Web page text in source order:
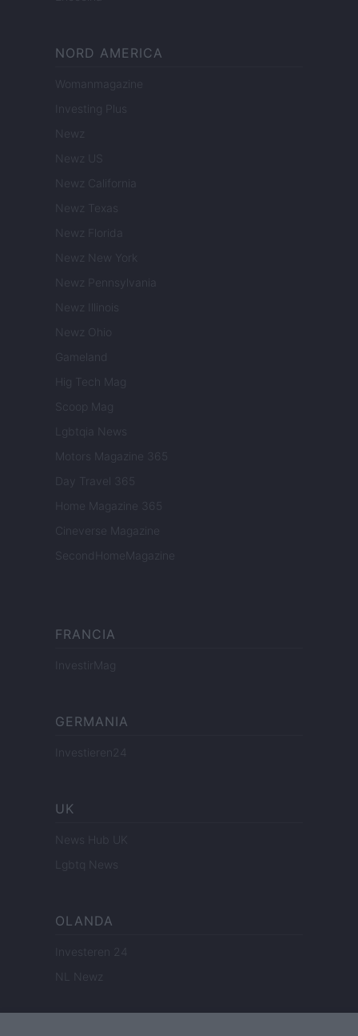
NORD AMERICA
Womanmagazine
Investing Plus
Newz
Newz US
Newz California
Newz Texas
Newz Florida
Newz New York
Newz Pennsylvania
Newz Illinois
Newz Ohio
Gameland
Hig Tech Mag
Scoop Mag
Lgbtqia News
Motors Magazine 365
Day Travel 365
Home Magazine 365
Cineverse Magazine
SecondHomeMagazine
FRANCIA
InvestirMag
GERMANIA
Investieren24
UK
News Hub UK
Lgbtq News
OLANDA
Investeren 24
NL Newz